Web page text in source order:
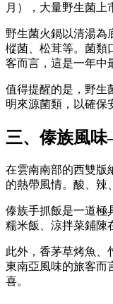
月），大量野生菌上
野生菌火鍋以清湯為
樅菌、松茸等。菌類
客而言，這是一年中
值得提醒的是，野生
明來源菌類，以確保
三、傣族風
在雲南南部的西雙版
的熱帶風情。酸、辣
傣族手抓飯是一道極
糯米飯、涼拌菜鋪陳
此外，香茅草烤魚、
東南亞風味的旅客而
喜。